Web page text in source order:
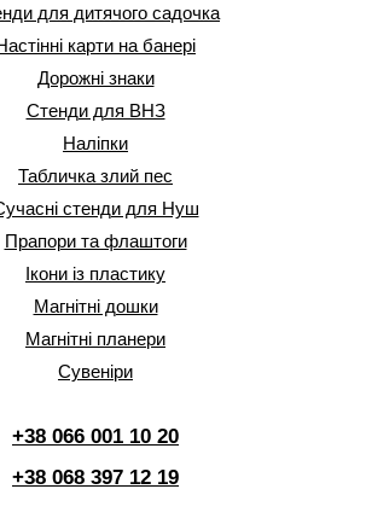
для дитячого садочка
карти на банері
Дорожні знаки
Стенди для ВНЗ
Наліпки
Табличка злий пес
стенди для Нуш
Прапори та флаштоги
Ікони із пластику
Магнітні дошки
Магнітні планери
Сувеніри
+38 066 001 10 20
+38 068 397 12 19